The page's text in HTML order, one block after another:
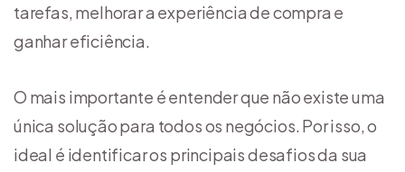
tarefas, melhorar a experiência de compra e
ganhar eficiência.
O mais importante é entender que não existe uma
única solução para todos os negócios. Por isso, o
ideal é identificar os principais desafios da sua